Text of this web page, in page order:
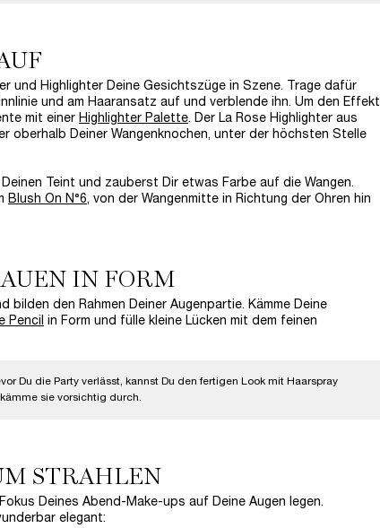
und Highlighter Deine Gesichtszüge in Szene. Trage dafür
und am Haaransatz auf und verblende ihn. Um den Effekt
mit einer Highlighter Palette. Der La Rose Highlighter aus
oberhalb Deiner Wangenknochen, unter der höchsten Stelle
Teint und zauberst Dir etwas Farbe auf die Wangen.
Blush On N°6, von der Wangenmitte in Richtung der Ohren hin
IN FORM
den Rahmen Deiner Augenpartie. Kämme Deine
Pencil
in Form und fülle kleine Lücken mit dem feinen
Du die Party verlässt, kannst Du den fertigen Look mit Haarspray
sie vorsichtig durch.
STRAHLEN
Deines Abend-Make-ups auf Deine Augen legen.
elegant: